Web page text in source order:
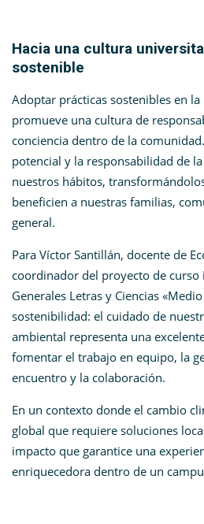
Hacia una cultura
sostenible
Adoptar prácticas sostenibles en
promueve una cultura de
conciencia dentro de la
potencial y la responsabilidad de
nuestros hábitos,
beneficien a nuestras familias,
general.
Para Víctor Santillán, docente de
coordinador del proyecto de curso
Generales Letras y Ciencias
sostenibilidad: el cuidado de
ambiental representa una
fomentar el trabajo en equipo, la
encuentro y la colaboración.
En un contexto donde el cambio
global que requiere soluciones
impacto que garantice una
enriquecedora dentro de un